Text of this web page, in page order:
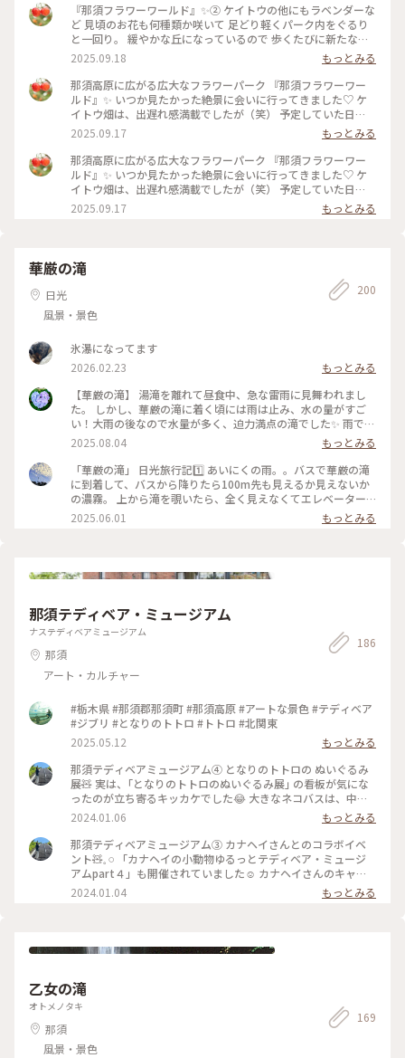
『那須フラワーワールド』✨② ケイトウの他にもラベンダーな
ど 見頃のお花も何種類か咲いて 足どり軽くパーク内をぐるり
と一回り。 緩やかな丘になっているので 歩くたびに新たな景
色に出会え、感動が止まりません✨ 2年前に登った、茶臼岳も
綺麗に見えてましたが 帰る頃には雲の中へ。。☁️ 早起きして
きて大正解でした。 ・ 那須塩原駅から那須フラワーワールド
までは 車（レンタカー）で40分ほど🚙 途中、牧場の牛の群れ
に会ったり、りんご畑の中を走り抜けたり ジャンボとうもろ
こし畑🌽がとにかく沢山あって 自然溢れる那須の町は、楽し
いのビックリ箱のようでした😊 5枚目は、いつか見た北海道の
景色と重なってしまい（笑） 思わず車を止めて、しばし見入っ
てしまうという♡ #那須フラワーワールド #栃木 #那須 #那須
高原 #ケイトウ #ラベンダー #茶臼岳 #那須連峰 #秋の装い #秋
さんぽ
2025.09.18
もっとみる
那須高原に広がる広大なフラワーパーク 『那須フラワーワー
ルド』✨ いつか見たかった絶景に会いに行ってきました♡ ケ
イトウ畑は、出遅れ感満載でしたが（笑） 予定していた日
が、ピンポイントで晴れてくれて もうそれだけで大満足でし
た😊 標高600メートルから眺める、ケイトウ畑と那須連峰の美
しさ✨ ケイトウもカラフルで、とても可愛かったです。 𖧷ケイ
トウの花言葉𖧷 気取り屋・個性・風変わり・おしゃれ ・ この
日は早朝に家を出て那須塩原駅へ。 フラワーパークでは少し
汗もかきましたが、 東京より幾分涼しくて、体も喜んでました
😊 #那須フラワーワールド #栃木 #那須 #那須高原 #フラワー
2025.09.17
もっとみる
那須高原に広がる広大なフラワーパーク 『那須フラワーワー
ルド』✨ いつか見たかった絶景に会いに行ってきました♡ ケ
イトウ畑は、出遅れ感満載でしたが（笑） 予定していた日
が、ピンポイントで晴れてくれて もうそれだけで大満足でし
た😊 標高600メートルから眺める、ケイトウ畑と那須連峰の美
ラワーワールド #栃木 #那須 #那須高原 #フラワーパーク #2週
間遅かった #リベンジ誓う #ケイトウ #鶏頭 #那須連峰 #秋の装
2025.09.17 もっとみる
華厳の滝
日光
風景・景色
200
氷瀑になってます
2026.02.23
もっとみる
【華厳の滝】 湯滝を離れて昼食中、急な雷雨に見舞われまし
た。 しかし、華厳の滝に着く頃には雨は止み、水の量がすご
い！大雨の後なので水量が多く、迫力満点の滝でした✨️ 雨でキ
ャンセルした人も多かったようで、人が少なく見やすかったで
す！ #アートな景色 #日光 #華厳の滝
2025.08.04
もっとみる
「華厳の滝」 日光旅行記1️⃣ あいにくの雨。。バスで華厳の滝
に到着して、バスから降りたら100m先も見えるか見えないか
の濃霧。 上から滝を覗いたら、全く見えなくてエレベーター
で下に降りても見えるか見えないかわからないけど、とりあえ
ず降りてみました。 そしたらなんとサーって霧が晴れて、滝が
2025.06.01 もっとみる
那須テディベア・ミュージアム
ナステディベアミュージアム
那須
アート・カルチャー
186
#栃木県 #那須郡那須町 #那須高原 #アートな景色 #テディベア
#ジブリ #となりのトトロ #トトロ #北関東
2025.05.12
もっとみる
那須テディベアミュージアム④ となりのトトロの ぬいぐるみ
展🧸 実は、｢となりのトトロのぬいぐるみ展｣ の看板が気にな
ったのが立ち寄るキッカケでした😂 大きなネコバスは、中に
乗って 大きなトトロは、隣に寄り添って写真を撮る事が でき
ます☺️ 天井にも大きなトトロと、プロジェクターで映し出さ
れる トトロが👀✨️ 鉄塔の電線を渡るネコバスも再現されてい
て面白かったです🥰 #冬の旅 #私のことりっぷ旅
2024.01.06
もっとみる
那須テディベアミュージアム③ カナヘイさんとのコラボイベ
ント🧸𓈒 𓏸 「カナヘイの小動物ゆるっとテディベア・ミュージ
アムpart４」も開催されていました☺️ カナヘイさんのキャラ
クターの、ぬいぐるみ✨️ 特に歌舞伎姿の子たちが、気に入りま
した🙌 でも、どれもホントに可愛らしいです🥰 #私のことりっ
2024.01.04 もっとみる
乙女の滝
オトメノタキ
那須
風景・景色
169